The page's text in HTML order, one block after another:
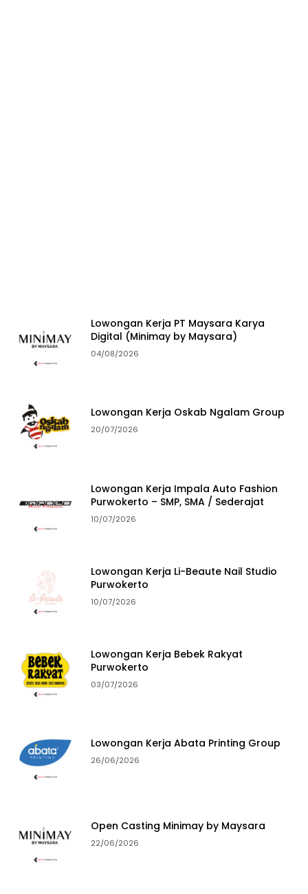
Lowongan Kerja PT Maysara Karya
Digital (Minimay by Maysara)
04/08/2026
Lowongan Kerja Oskab Ngalam Group
20/07/2026
Lowongan Kerja Impala Auto Fashion
Purwokerto – SMP, SMA / Sederajat
10/07/2026
Lowongan Kerja Li-Beaute Nail Studio
Purwokerto
10/07/2026
Lowongan Kerja Bebek Rakyat
Purwokerto
03/07/2026
Lowongan Kerja Abata Printing Group
26/06/2026
Open Casting Minimay by Maysara
22/06/2026